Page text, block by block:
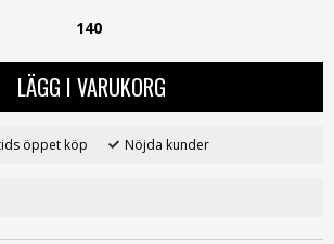
140
LÄGG I VARUKORG
öppet köp Nöjda kunder